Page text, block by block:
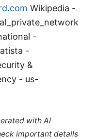
Wikipedia -
-
-
&
- us-
with AI
important details